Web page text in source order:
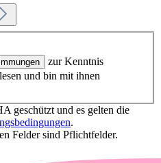
zur Kenntnis
und bin mit ihnen
geschützt und es gelten die
.
Felder sind Pflichtfelder.